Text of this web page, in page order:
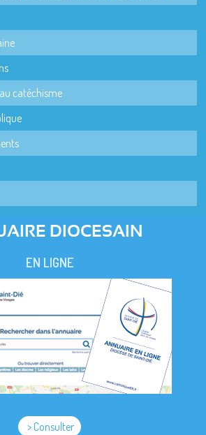
catéchisme
DIOCESAIN
EN LIGNE
> Consulter